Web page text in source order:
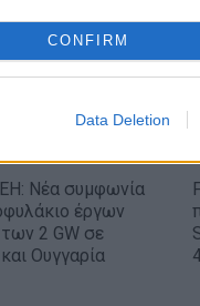
CONFIRM
Data Deletion
Νέα συμφωνία
έργων
2 GW σε
Ουγγαρία